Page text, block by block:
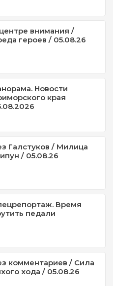
внимания /
героев / 05.08.26
Новости
края
Галстуков / Милица
/ 05.08.26
Время
педали
комментариев / Сила
хода / 05.08.26